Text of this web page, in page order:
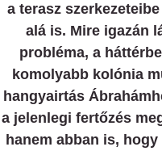
a terasz
alá is. Mire igazán
probléma, a
komolyabb kolónia
hangyairtás
a jelenlegi fertőzés
hanem abban is,